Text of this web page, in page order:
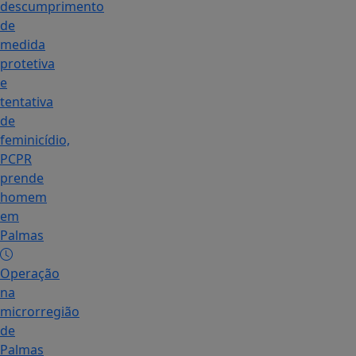
descumprimento
de
medida
protetiva
e
tentativa
de
feminicídio,
PCPR
prende
homem
em
Palmas
Operação
na
microrregião
de
Palmas